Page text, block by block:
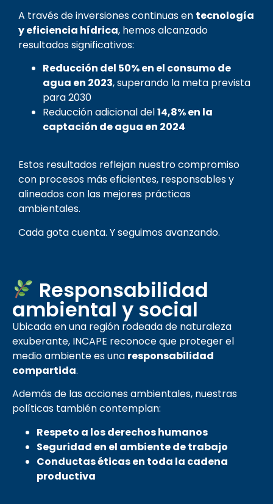
A través de inversiones continuas en tecnología
y eficiencia hídrica, hemos alcanzado
resultados significativos:
Reducción del 50% en el consumo de
agua en 2023, superando la meta prevista
para 2030
Reducción adicional del14,8% en la
captación de agua en 2024
Estos resultados reflejan nuestro compromiso
con procesos más eficientes, responsables y
alineados con las mejores prácticas
ambientales.
Cada gota cuenta. Y seguimos avanzando.
Responsabilidad
ambiental y social
Ubicada en una región rodeada de naturaleza
exuberante, INCAPE reconoce que proteger el
medio ambiente es una responsabilidad
compartida.
Además de las acciones ambientales, nuestras
políticas también contemplan:
Respeto a los derechos humanos
Seguridad en el ambiente de trabajo
Conductas éticas en toda la cadena
productiva